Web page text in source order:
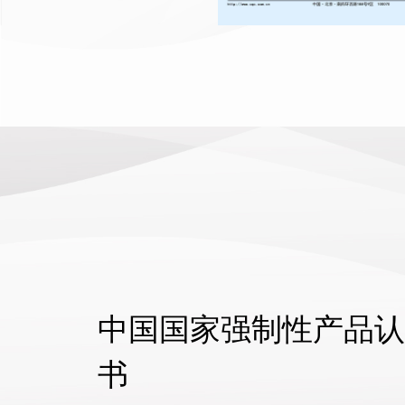
中国国家强制性产品
书